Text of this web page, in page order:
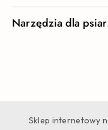
Narzędzia dla
Sklep internetowy